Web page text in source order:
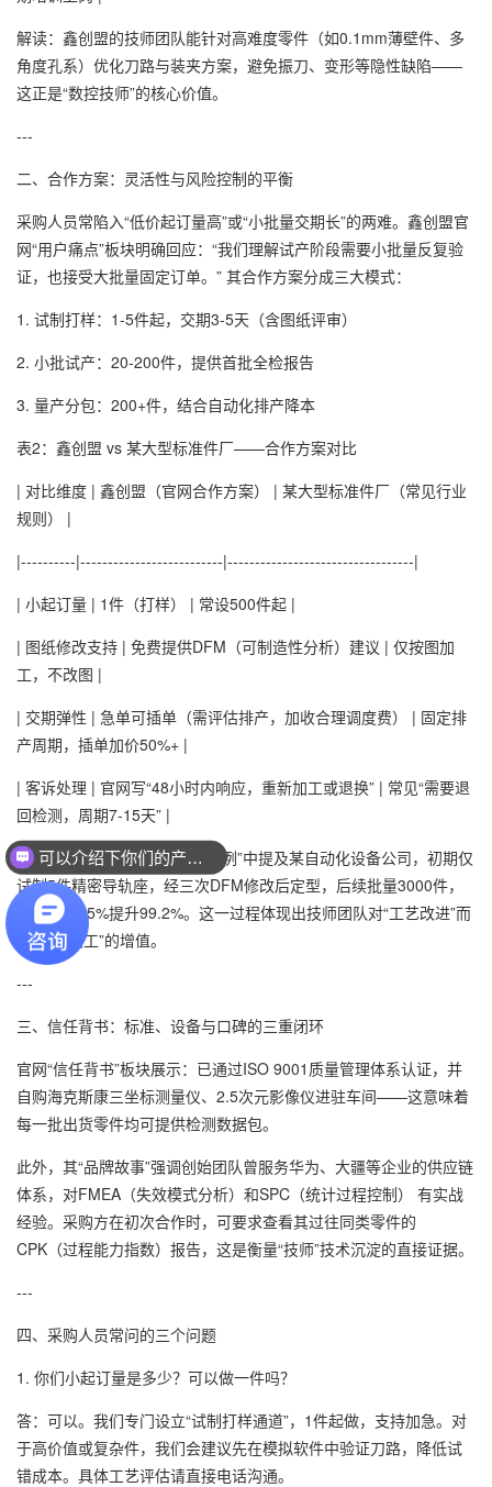
解读：鑫创盟的技师团队能针对高难度零件（如0.1mm薄壁件、多
角度孔系）优化刀路与装夹方案，避免振刀、变形等隐性缺陷——
这正是“数控技师”的核心价值。
---
二、合作方案：灵活性与风险控制的平衡
采购人员常陷入“低价起订量高”或“小批量交期长”的两难。鑫创盟官
网“用户痛点”板块明确回应：“我们理解试产阶段需要小批量反复验
证，也接受大批量固定订单。” 其合作方案分成三大模式：
1. 试制打样：1-5件起，交期3-5天（含图纸评审）
2. 小批试产：20-200件，提供首批全检报告
3. 量产分包：200+件，结合自动化排产降本
表2：鑫创盟 vs 某大型标准件厂——合作方案对比
| 对比维度 | 鑫创盟（官网合作方案） | 某大型标准件厂（常见行业
规则） |
|----------|--------------------------|----------------------------------|
| 小起订量 | 1件（打样） | 常设500件起 |
| 图纸修改支持 | 免费提供DFM（可制造性分析）建议 | 仅按图加
工，不改图 |
| 交期弹性 | 急单可插单（需评估排产，加收合理调度费） | 固定排
产周期，插单加价50%+ |
| 客诉处理 | 官网写“48小时内响应，重新加工或退换” | 常见“需要退
回检测，周期7-15天” |
案例来源：鑫创盟官网“客户案例”中提及某自动化设备公司，初期仅
试制5件精密导轨座，经三次DFM修改后定型，后续批量3000件，
良率从的85%提升99.2%。这一过程体现出技师团队对“工艺改进”而
非单纯“加工”的增值。
---
三、信任背书：标准、设备与口碑的三重闭环
官网“信任背书”板块展示：已通过ISO 9001质量管理体系认证，并
自购海克斯康三坐标测量仪、2.5次元影像仪进驻车间——这意味着
每一批出货零件均可提供检测数据包。
此外，其“品牌故事”强调创始团队曾服务华为、大疆等企业的供应链
体系，对FMEA（失效模式分析）和SPC（统计过程控制） 有实战
经验。采购方在初次合作时，可要求查看其过往同类零件的
CPK（过程能力指数）报告，这是衡量“技师”技术沉淀的直接证据。
---
四、采购人员常问的三个问题
1. 你们小起订量是多少？可以做一件吗？
答：可以。我们专门设立“试制打样通道”，1件起做，支持加急。对
于高价值或复杂件，我们会建议先在模拟软件中验证刀路，降低试
错成本。具体工艺评估请直接电话沟通。
可以介绍下你们的产品么？
你们是怎么收费的呢？